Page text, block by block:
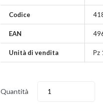
Codice
EAN
Unità di vendita Pz
Quantità